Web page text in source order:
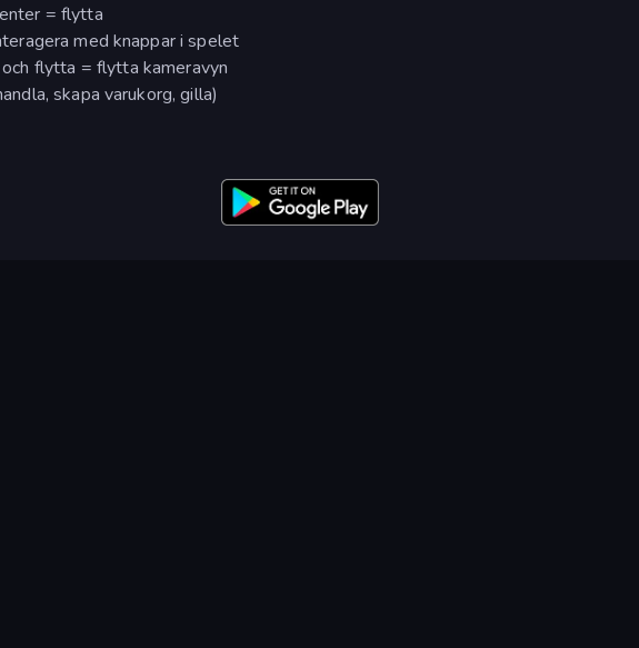
= flytta
med knappar i spelet
flytta = flytta kameravyn
skapa varukorg, gilla)